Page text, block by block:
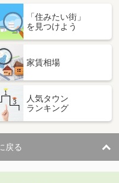
南鶉７
南鶉７
「住みたい街」
を見つけよう
家賃相場
人気タウン
ランキング
戻る